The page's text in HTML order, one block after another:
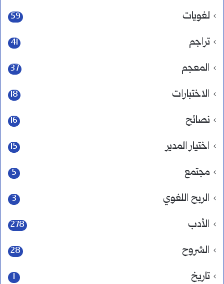
لغويات 59
تراجم 41
المعجم 37
الاختبارات 18
نصائح 16
اختيار المدير 15
مجتمع 5
الربح اللغوي 3
الأدب 278
الشروح 28
تاريخ 1